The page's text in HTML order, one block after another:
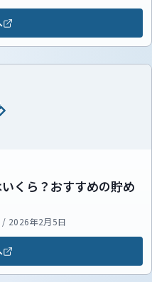
くら？おすすめの貯め
/ 2026年2月5日